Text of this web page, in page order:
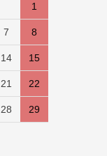
1
7 8
14 15
21 22
28 29